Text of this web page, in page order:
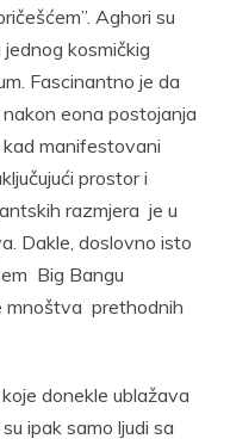
Aghori su
kosmičkig
Fascinantno je da
eona postojanja
manifestovani
prostor i
razmjera je u
Dakle, doslovno isto
Big Bangu
mnoštva prethodnih
donekle ublažava
ipak samo ljudi sa